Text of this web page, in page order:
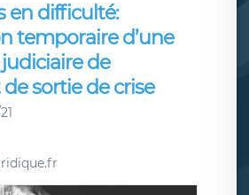
en difficulté:
temporaire d’une
de
sortie de crise